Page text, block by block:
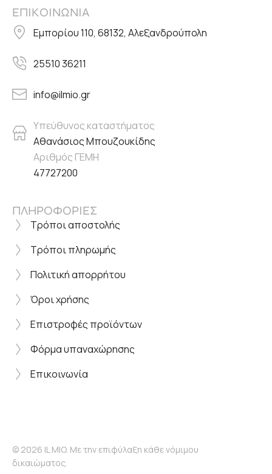
ΕΠΙΚΟΙΝΩΝΙΑ
Εμπορίου 110, 68132, Αλεξανδρούπολη
25510 36211
info@ilmio.gr
Υπεύθυνος καταστήματος
Αθανάσιος Μπουζουκίδης
Αριθμός ΓΕΜΗ
47727200
ΠΛΗΡΟΦΟΡΙΕΣ
Τρόποι αποστολής
Τρόποι πληρωμής
Πολιτική απορρήτου
Όροι χρήσης
Επιστροφές προϊόντων
Φόρμα υπαναχώρησης
Επικοινωνία
© 2026 IL MIO. Με την επιφύλαξη κάθε νόμιμου
δικαιώματος.